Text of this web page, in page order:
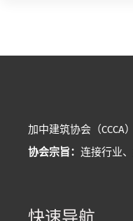
加中建筑协会（CCCA
协会宗旨： 连接行业